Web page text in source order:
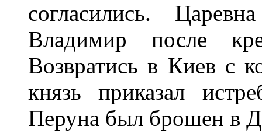
согласились.
Владимир после
Возвратись в Киев с
князь приказал
Перуна был брошен в